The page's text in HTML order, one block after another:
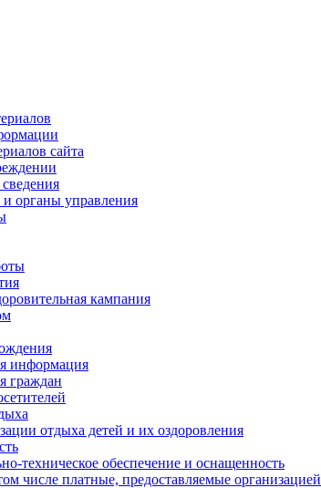
сайта
и органы управления
кампания
информация
граждан
отдыха детей и их оздоровления
техническое обеспечение и оснащенность
числе платные, предоставляемые организацией